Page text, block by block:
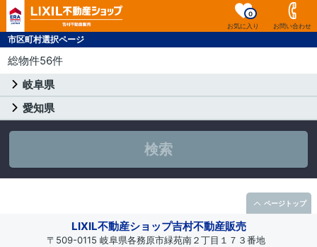
お気に入り
0
お問い合わせ
市区町村選択ページ
総物件56件
岐阜県
愛知県
検索
LIXIL不動産ショップ吉村不動産販売
〒509-0115 岐阜県各務原市緑苑南２丁目１７３番地
ページトップ